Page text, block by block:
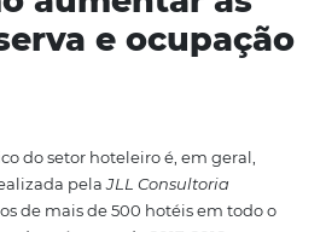
de vendas
e